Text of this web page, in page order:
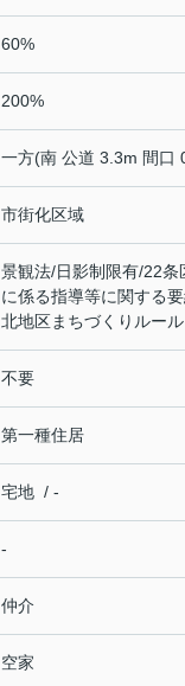
60%
200%
一方(南 公道 3.3m 間口
市街化区域
景観法/日影制限有/22条
に係る指導等に関する
北地区まちづくりルール
不要
第一種住居
宅地 / -
-
仲介
空家